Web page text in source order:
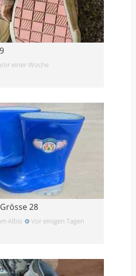
Vor einer Woche
28
Albis Vor einigen Tagen